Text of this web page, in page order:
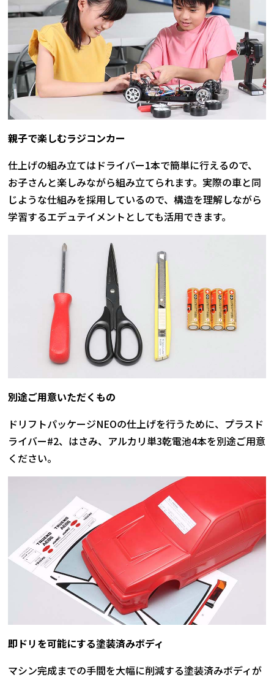
親子で楽しむラジコンカー
仕上げの組み立てはドライバー1本で簡単に行えるので、
お子さんと楽しみながら組み立てられます。実際の車と同
じような仕組みを採用しているので、構造を理解しながら
学習するエデュテイメントとしても活用できます。
別途ご用意いただくもの
ドリフトパッケージNEOの仕上げを行うために、プラスド
ライバー#2、はさみ、アルカリ単3乾電池4本を別途ご用意
ください。
即ドリを可能にする塗装済みボディ
マシン完成までの手間を大幅に削減する塗装済みボディが